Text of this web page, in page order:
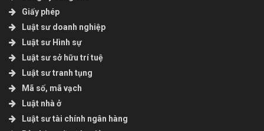
Giấy phép
Luật sư doanh nghiệp
Luật sư Hình sự
Luật sư sở hữu trí tuệ
Luật sư tranh tụng
Mã số, mã vạch
Luật nhà ở
Luật sư tài chính ngân hàng